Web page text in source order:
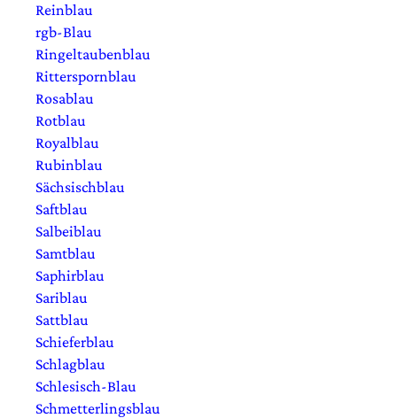
Reinblau
rgb-Blau
Ringeltaubenblau
Ritterspornblau
Rosablau
Rotblau
Royalblau
Rubinblau
Sächsischblau
Saftblau
Salbeiblau
Samtblau
Saphirblau
Sariblau
Sattblau
Schieferblau
Schlagblau
Schlesisch-Blau
Schmetterlingsblau